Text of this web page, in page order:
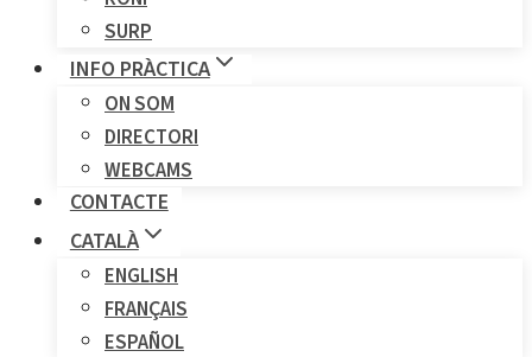
SURP
INFO PRÀCTICA
ON SOM
DIRECTORI
WEBCAMS
CONTACTE
CATALÀ
ENGLISH
FRANÇAIS
ESPAÑOL